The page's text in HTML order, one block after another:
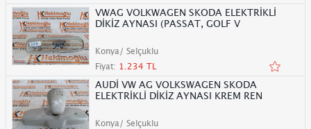
VWAG VOLKWAGEN SKODA ELEKTRİKLİ
DİKİZ AYNASI (PASSAT, GOLF V
Konya/ Selçuklu
Fiyat: 1.234 TL
AUDİ VW AG VOLKSWAGEN SKODA
ELEKTRİKLİ DİKİZ AYNASI KREM REN
Konya/ Selçuklu